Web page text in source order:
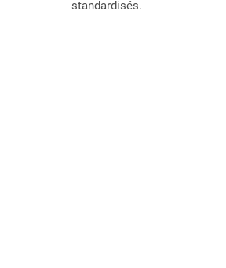
standardisés.